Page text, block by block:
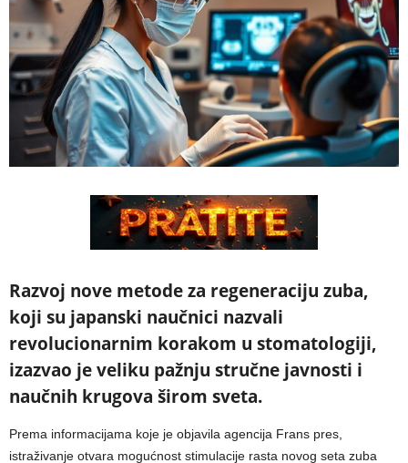
Razvoj nove metode za regeneraciju zuba,
koji su japanski naučnici nazvali
revolucionarnim korakom u stomatologiji,
izazvao je veliku pažnju stručne javnosti i
naučnih krugova širom sveta.
Prema informacijama koje je objavila agencija Frans pres,
istraživanje otvara mogućnost stimulacije rasta novog seta zuba